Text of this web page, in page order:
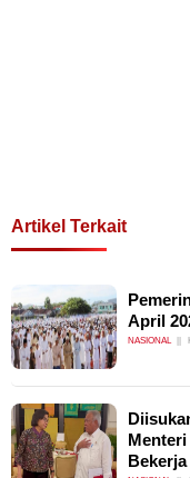
Artikel Terkait
April
NASIONAL
Bekerja